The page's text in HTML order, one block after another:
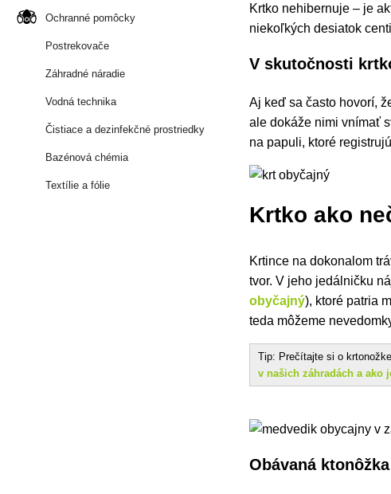
Ochranné pomôcky
Postrekovače
Záhradné náradie
Vodná technika
Čistiace a dezinfekčné prostriedky
Bazénová chémia
Textílie a fólie
Krtko nehibernuje – je
niekoľkých desiatok
V skutočnosti
Aj keď sa často hovorí,
ale dokáže nimi vnímať
na papuli, ktoré
Krtko ako
Krtince na dokonalom
tvor. V jeho jedálničku
obyčajný), ktoré patria
teda môžeme
Tip: Prečítajte si o
v našich záhradách a ako
Obávaná